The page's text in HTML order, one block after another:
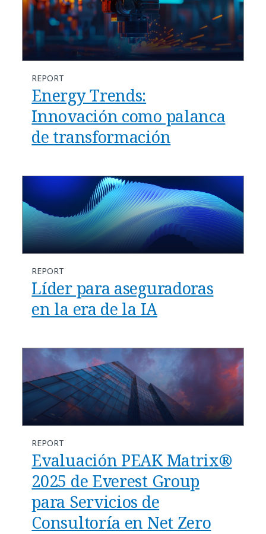
REPORT
Energy Trends:
Innovación como palanca
de transformación
REPORT
Líder para aseguradoras
en la era de la IA
REPORT
Evaluación PEAK Matrix®
2025 de Everest Group
para Servicios de
Consultoría en Net Zero